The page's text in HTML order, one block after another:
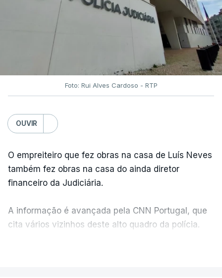
Foto: Rui Alves Cardoso - RTP
OUVIR
O empreiteiro que fez obras na casa de Luís Neves
também fez obras na casa do ainda diretor
financeiro da Judiciária.
A informação é avançada pela CNN Portugal, que
cita vários vizinhos deste alto quadro da polícia.